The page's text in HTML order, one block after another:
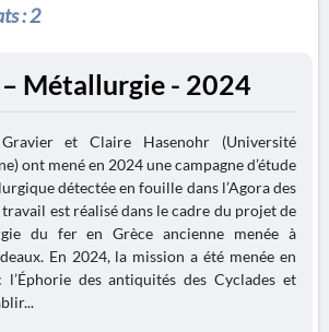
:2
– Métallurgie - 2024
et Claire Hasenohr (Université
ont mené en 2024 une campagne d’étude
détectée en fouille dans l’Agora des
est réalisé dans le cadre du projet de
du fer en Grèce ancienne menée à
En 2024, la mission a été menée en
l’Éphorie des antiquités des Cyclades et